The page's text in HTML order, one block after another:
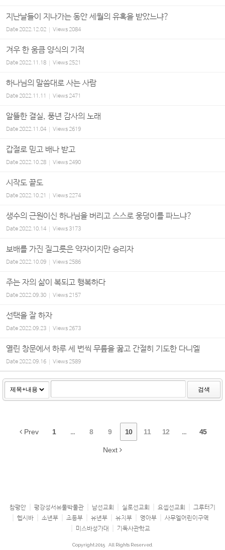
지난날들이 지나가는 동안 세월의 유혹을 받았느냐?
Date2022.12.02 Views2084
겨우 한 움큼 양식의 기적
Date2022.11.18 Views2521
하나님의 말씀대로 사는 사람
Date2022.11.11 Views2471
알뜰한 결실, 풍년 감사의 노래
Date2022.11.04 Views2619
갑절로 믿고 배나 받고
Date2022.10.28 Views2490
시작도 끝도
Date2022.10.21 Views2274
생수의 근원이신 하나님을 버리고 스스로 웅덩이를 파느냐?
Date2022.10.14 Views3173
보배를 가진 질그릇은 약자이지만 승리자
Date2022.10.09 Views2586
주는 자의 삶이 복되고 행복하다
Date2022.09.30 Views2157
선택을 잘 하자
Date2022.09.23 Views2673
열린 창문에서 하루 세 번씩 무릎을 꿇고 간절히 기도한 다니엘
Date2022.09.16 Views2589
검색
Prev 1 ... 8 9 10 11 12 ... 45
Next
참평안 평강성서유물박물관 남선교회 실로선교회 요셉선교회
그루터기
헵시바
소년부 초등부 유년부 유치부 영아부
사무엘어린이구역
미스바성가대
기독사관학교
Copyright 2015 All Rights Reserved.